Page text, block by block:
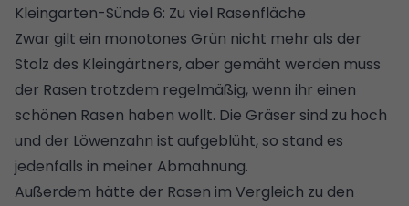
Kleingarten-Sünde 6: Zu viel Rasenfläche
Zwar gilt ein monotones Grün nicht mehr als der
Stolz des Kleingärtners, aber gemäht werden muss
der Rasen trotzdem regelmäßig, wenn ihr einen
schönen Rasen haben wollt. Die Gräser sind zu hoch
und der Löwenzahn ist aufgeblüht, so stand es
jedenfalls in meiner Abmahnung.
Außerdem hätte der Rasen im Vergleich zu den